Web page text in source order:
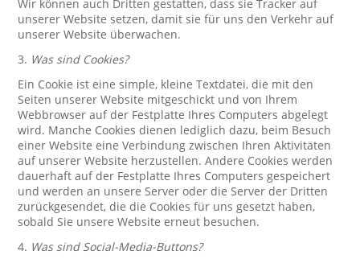
Wir können auch Dritten gestatten, dass sie Tracker auf
unserer Website setzen, damit sie für uns den Verkehr auf
unserer Website überwachen.
3. Was sind Cookies?
Ein Cookie ist eine simple, kleine Textdatei, die mit den
Seiten unserer Website mitgeschickt und von Ihrem
Webbrowser auf der Festplatte Ihres Computers abgelegt
wird. Manche Cookies dienen lediglich dazu, beim Besuch
einer Website eine Verbindung zwischen Ihren Aktivitäten
auf unserer Website herzustellen. Andere Cookies werden
dauerhaft auf der Festplatte Ihres Computers gespeichert
und werden an unsere Server oder die Server der Dritten
zurückgesendet, die die Cookies für uns gesetzt haben,
sobald Sie unsere Website erneut besuchen.
4. Was sind Social-Media-Buttons?